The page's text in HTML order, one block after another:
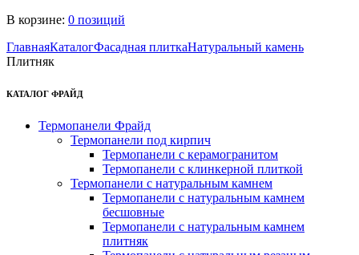
В корзине: 0 позиций
ГлавнаяКаталогФасадная плиткаНатуральный камень
Плитняк
КАТАЛОГ ФРАЙД
Термопанели Фрайд
Термопанели под кирпич
Термопанели с керамогранитом
Термопанели с клинкерной плиткой
Термопанели с натуральным камнем
Термопанели с натуральным камнем
бесшовные
Термопанели с натуральным камнем
плитняк